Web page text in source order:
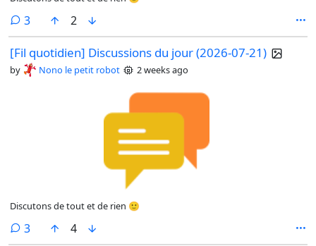
3comments
2
[Fil quotidien] Discussions du jour (2026-07-21)
by Nono le petit robot 2 weeks ago
Discutons de tout et de rien 🙂
3comments
4